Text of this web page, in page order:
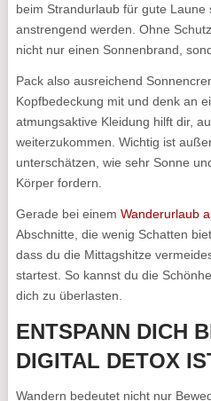
beim Strandurlaub für gute Laune
anstrengend werden. Ohne
nicht nur einen Sonnenbrand,
Pack also ausreichend
Kopfbedeckung mit und denk an
atmungsaktive Kleidung hilft dir,
weiterzukommen. Wichtig ist
unterschätzen, wie sehr Sonne
Körper fordern.
Gerade bei einem Wanderurlaub
Abschnitte, die wenig Schatten
dass du die Mittagshitze
startest. So kannst du die
dich zu überlasten.
ENTSPANN DICH
DIGITAL DETOX
Wandern bedeutet nicht nur